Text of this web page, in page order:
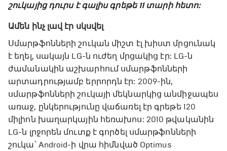
շուկայից դուրս է գալիս գրեթե 11 տարի հետո:
Ամեն ինչ լավ էր սկսվել
Սմարթֆոնների շուկան միշտ էլ խիստ մրցունակ
է եղել, սակայն LG-ն ուժեղ մրցակից էր: LG-ն
ժամանակին աշխարհում սմարթֆոնների
արտադրությամբ երրորդն էր: 2009-ին,
սմարթֆոնների շուկայի մեկնարկից անմիջապես
առաջ, ընկերությունը վաճառել էր գրեթե 120
միլիոն խաղարկային հեռախոս: 2010 թվականին
LG-ն լրջորեն մուտք է գործել սմարթֆոնների
շուկա՝ Android-ի վրա հիմնված Optimus